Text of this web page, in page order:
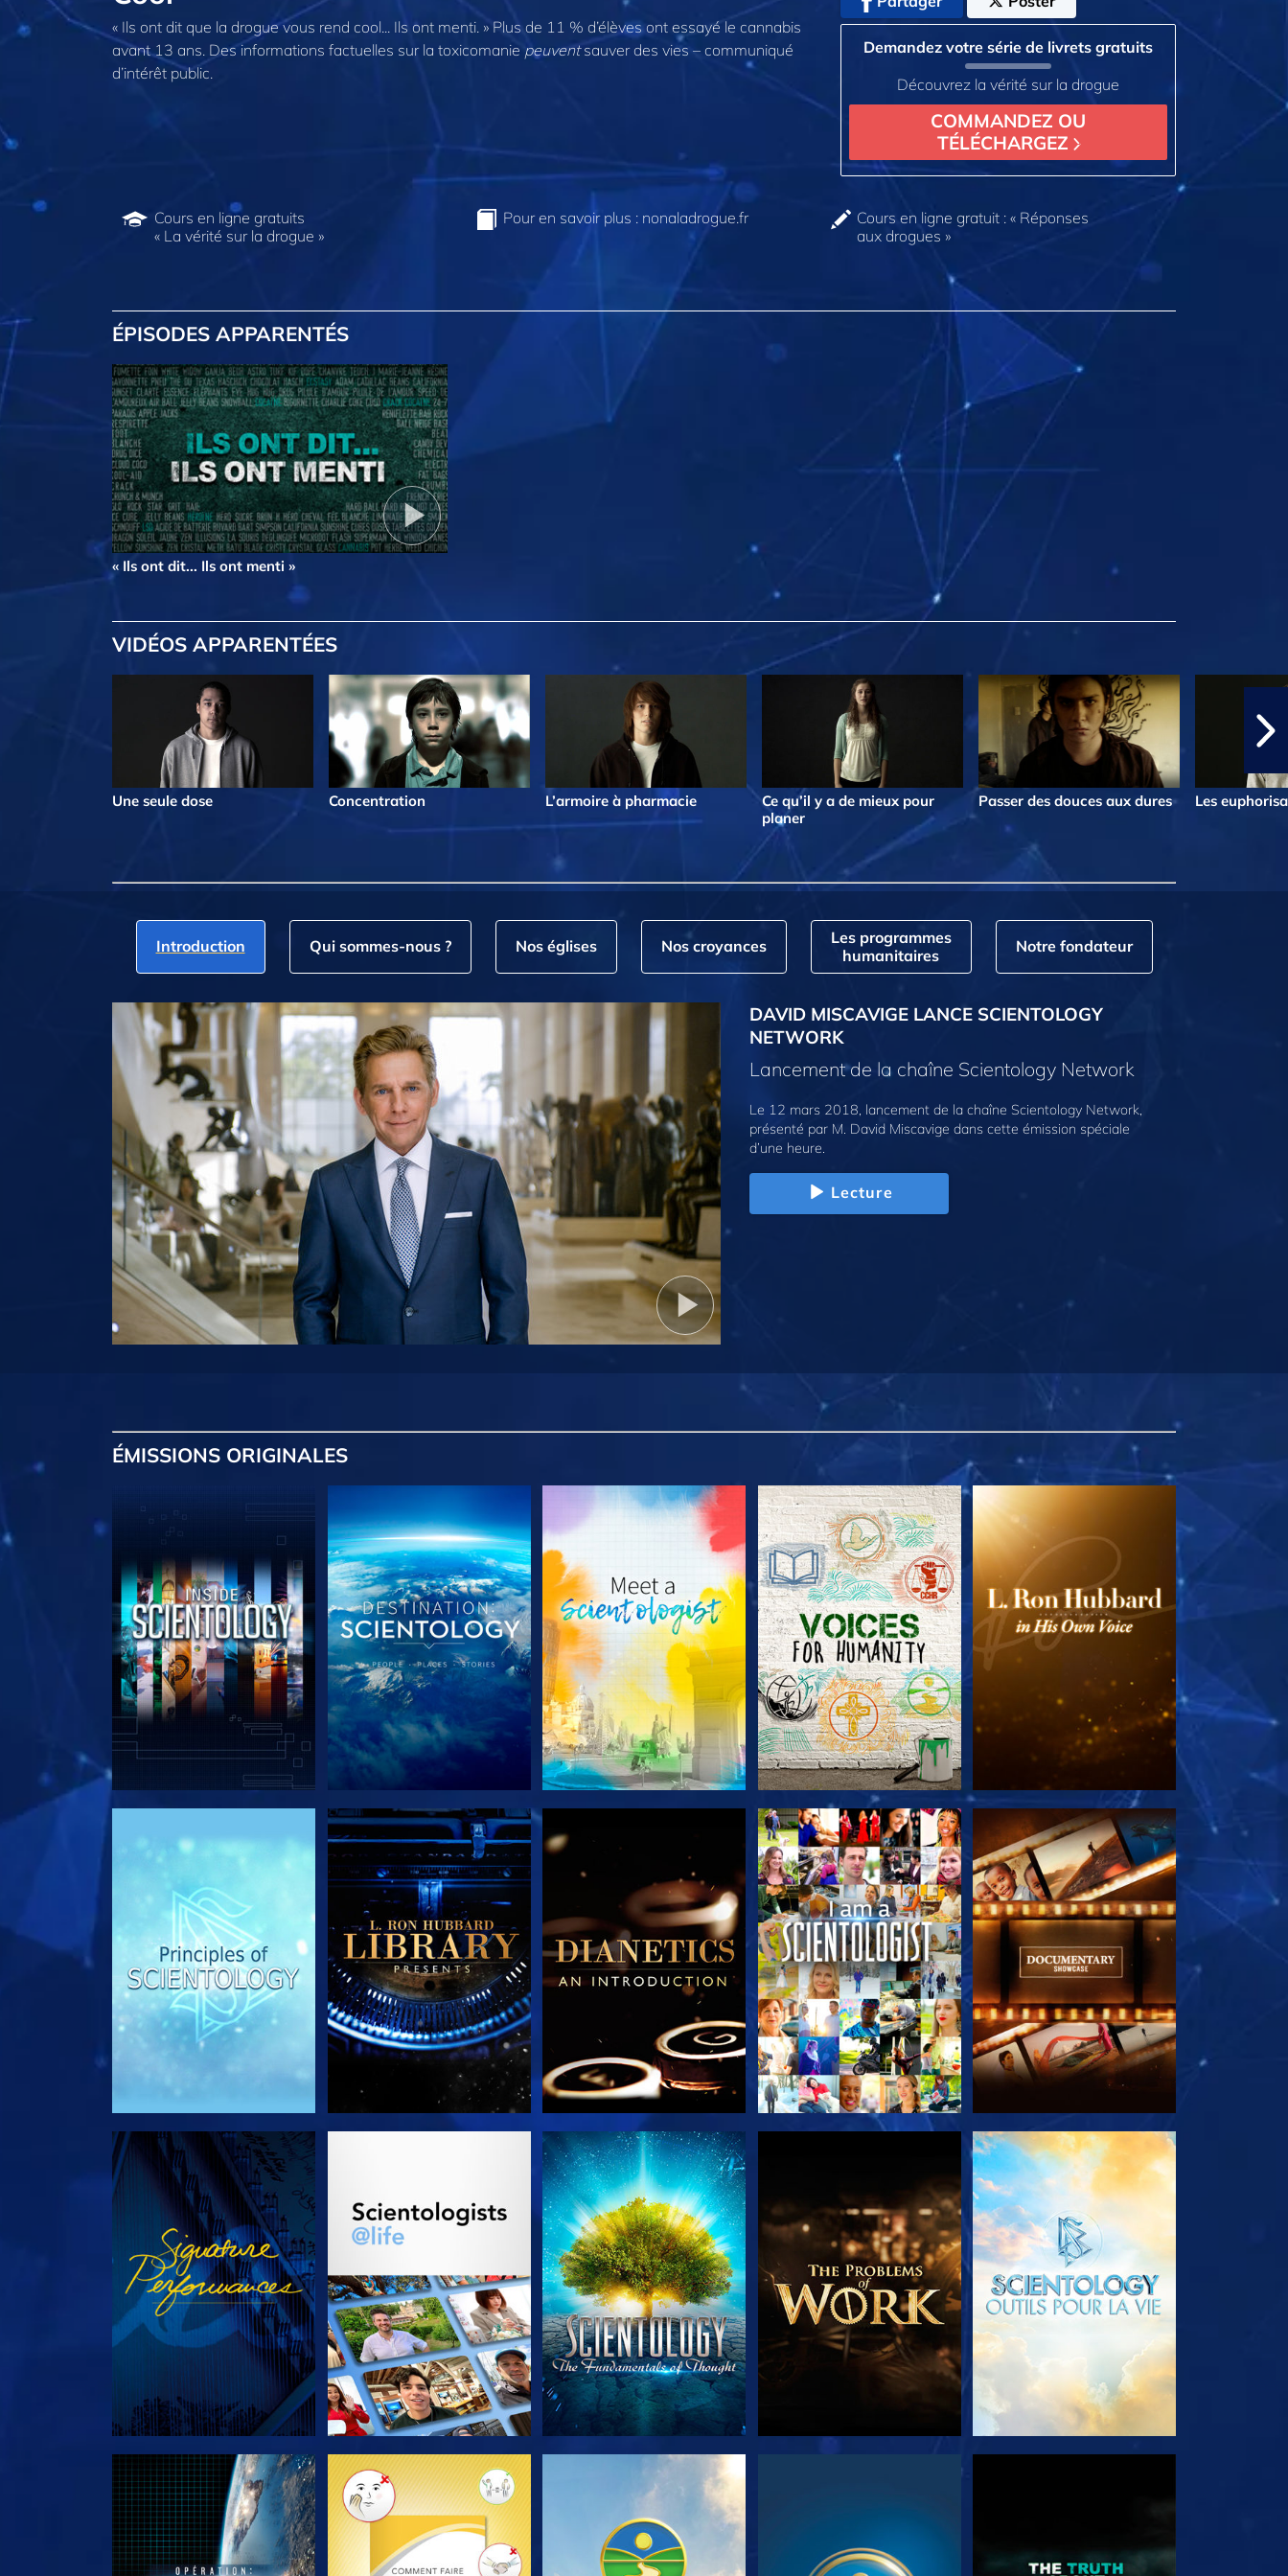
« Ils ont dit que la drogue vous rend cool... Ils ont menti. » Plus de 11 % d’élèves ont essayé le cannabis
avant 13 ans. Des informations factuelles sur la toxicomanie peuventsauver des vies – communiqué
d’intérêt public.
Demandez votre série de livrets gratuits
Découvrez la vérité sur la drogue
COMMANDEZ OU
TÉLÉCHARGEZ
Cours en ligne gratuits
« La vérité sur la drogue »
Pour en savoir plus : nonaladrogue.fr
Cours en ligne gratuit : « Réponses
aux drogues »
ÉPISODES APPARENTÉS
« Ils ont dit... Ils ont menti »
VIDÉOS APPARENTÉES
Une seule dose Concentration L’armoire à pharmacie
Ce qu’il y a de mieux pour
planer
Passer des douces aux dures Les
Introduction Qui sommes‑nous ? Nos églises Nos croyances
Les programmes
humanitaires
Notre fondateur
DAVID MISCAVIGE LANCE SCIENTOLOGY
NETWORK
Lancement de la chaîne Scientology Network
Le 12 mars 2018, lancement de la chaîne Scientology Network,
présenté par M. David Miscavige dans cette émission spéciale
d’une heure.
Lecture
ÉMISSIONS ORIGINALES
DÉCOUVRIR LES SÉRIES DÉCOUVRIR LES SÉRIES DÉCOUVRIR LES SÉRIES DÉCOUVRIR LES SÉRIES DÉCOUVRIR LES SÉRIES
REGARDER REGARDER DÉCOUVRIR LES SÉRIES DÉCOUVRIR LES SÉRIES
DÉCOUVRIR LES SÉRIES DÉCOUVRIR LES SÉRIES